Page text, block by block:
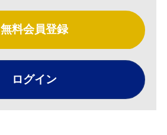
無料会員登録
ログイン